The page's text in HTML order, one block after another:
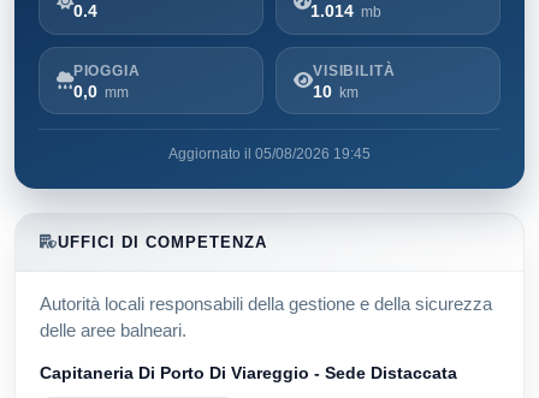
0.4 1.014 mb
PIOGGIA
0,0 mm
VISIBILITÀ
10 km
Aggiornato il 05/08/2026 19:45
UFFICI DI COMPETENZA
Autorità locali responsabili della gestione e della sicurezza
delle aree balneari.
Capitaneria Di Porto Di Viareggio - Sede Distaccata